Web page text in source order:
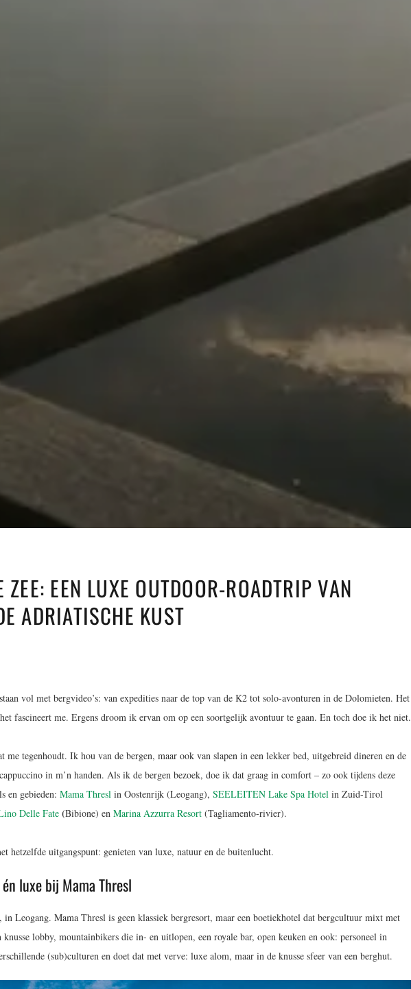
ZEE: EEN LUXE OUTDOOR-ROADTRIP VAN
ADRIATISCHE KUST
vol met bergvideo’s: van expedities naar de top van de K2 tot solo-avonturen in de Dolomieten. Het
fascineert me. Ergens droom ik ervan om op een soortgelijk avontuur te gaan. En toch doe ik het niet.
tegenhoudt. Ik hou van de bergen, maar ook van slapen in een lekker bed, uitgebreid dineren en de
in m’n handen. Als ik de bergen bezoek, doe ik dat graag in comfort – zo ook tijdens deze
en gebieden: Mama Thresl in Oostenrijk (Leogang), SEELEITEN Lake Spa Hotel in Zuid-Tirol
Delle Fate (Bibione) en Marina Azzurra Resort (Tagliamento-rivier).
hetzelfde uitgangspunt: genieten van luxe, natuur en de buitenlucht.
luxe bij Mama Thresl
Leogang. Mama Thresl is geen klassiek bergresort, maar een boetiekhotel dat bergcultuur mixt met
lobby, mountainbikers die in- en uitlopen, een royale bar, open keuken en ook: personeel in
(sub)culturen en doet dat met verve: luxe alom, maar in de knusse sfeer van een berghut.